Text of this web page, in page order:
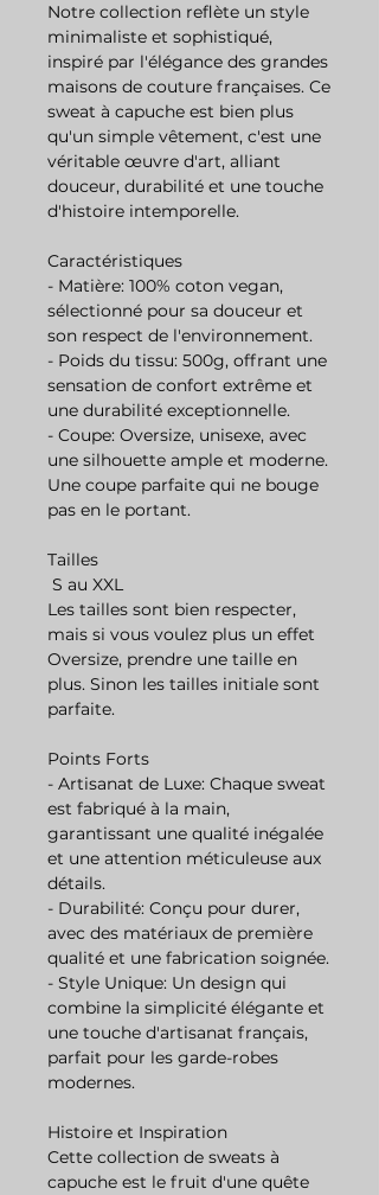
Notre collection reflète un style
minimaliste et sophistiqué,
inspiré par l'élégance des grandes
maisons de couture françaises. Ce
sweat à capuche est bien plus
qu'un simple vêtement, c'est une
véritable œuvre d'art, alliant
douceur, durabilité et une touche
d'histoire intemporelle.
Caractéristiques
- Matière: 100% coton vegan,
sélectionné pour sa douceur et
son respect de l'environnement.
- Poids du tissu: 500g, offrant une
sensation de confort extrême et
une durabilité exceptionnelle.
- Coupe: Oversize, unisexe, avec
une silhouette ample et moderne.
Une coupe parfaite qui ne bouge
pas en le portant.
Tailles
S au XXL
Les tailles sont bien respecter,
mais si vous voulez plus un effet
Oversize, prendre une taille en
plus. Sinon les tailles initiale sont
parfaite.
Points Forts
- Artisanat de Luxe: Chaque sweat
est fabriqué à la main,
garantissant une qualité inégalée
et une attention méticuleuse aux
détails.
- Durabilité: Conçu pour durer,
avec des matériaux de première
qualité et une fabrication soignée.
- Style Unique: Un design qui
combine la simplicité élégante et
une touche d'artisanat français,
parfait pour les garde-robes
modernes.
Histoire et Inspiration
Cette collection de sweats à
capuche est le fruit d'une quête